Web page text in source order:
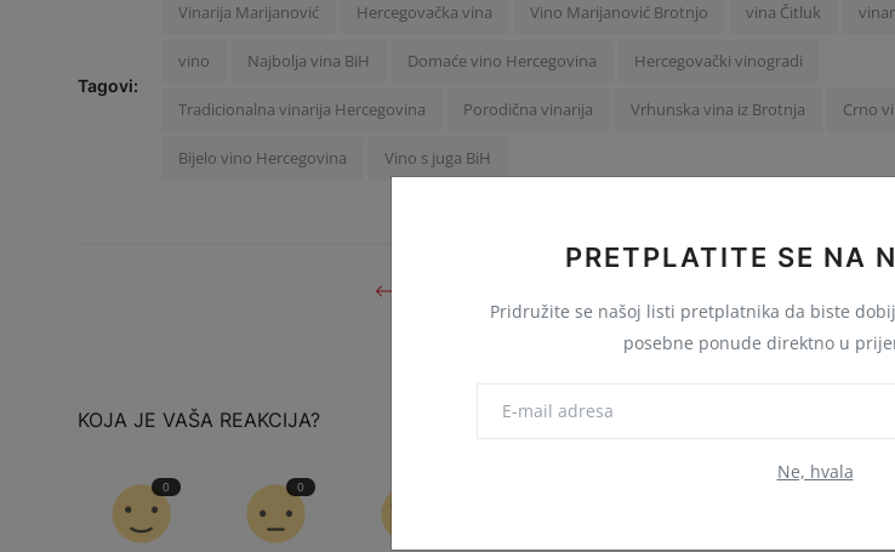
PRETPLATITE SE NA
Pridružite se našoj listi pretplatnika da biste
posebne ponude direktno u
Ne, hvala
Tagovi:
Vinarija Marijanović Hercegovačka vina Vino Marijanović Brotnjo vina Čitluk
vino Najbolja vina BiH Domaće vino Hercegovina Hercegovački vinogradi
Tradicionalna vinarija Hercegovina Porodična vinarija Vrhunska vina iz Brotnja Crno
Bijelo vino Hercegovina Vino s juga BiH
Vinarija Povratak
KOJA JE VAŠA REAKCIJA?
0 0